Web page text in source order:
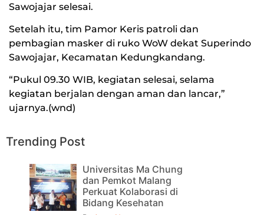
Sawojajar selesai.
Setelah itu, tim Pamor Keris patroli dan
pembagian masker di ruko WoW dekat Superindo
Sawojajar, Kecamatan Kedungkandang.
“Pukul 09.30 WIB, kegiatan selesai, selama
kegiatan berjalan dengan aman dan lancar,”
ujarnya.(wnd)
Trending Post
Universitas Ma Chung
dan Pemkot Malang
Perkuat Kolaborasi di
Bidang Kesehatan